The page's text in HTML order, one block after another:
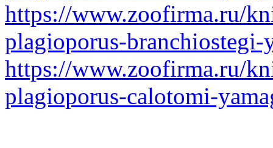
https://www.zoofirma.ru/
plagioporus-
https://www.zoofirma.ru/
plagioporus-calotomi-